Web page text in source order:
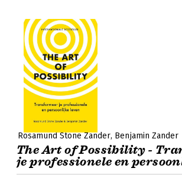
Rosamund Stone Zander Benjamin Zander
The Art of Possibility -
je professionele en